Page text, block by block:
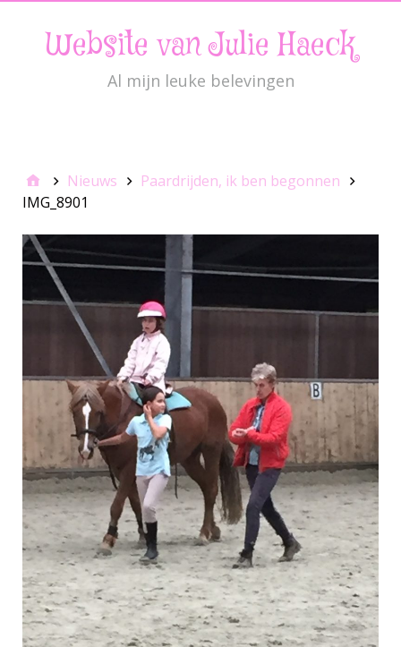
Website van Julie Haeck
Al mijn leuke belevingen
Nieuws
Paardrijden, ik ben begonnen
IMG_8901